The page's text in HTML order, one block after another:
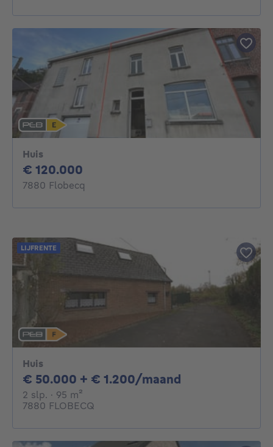
Huis
€ 120.000
7880 Flobecq
Huis
€ 50.000 + € 1.200/maand
2 slp. 2 slaapkamers
· 95 m²
7880 FLOBECQ
LIJFRENTE